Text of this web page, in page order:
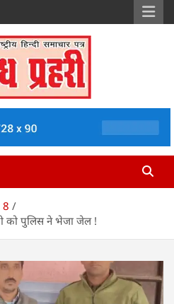
8
को पुलिस ने भेजा जेल !